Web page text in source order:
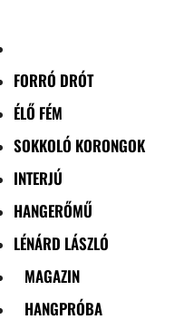
FORRÓ DRÓT
ÉLŐ FÉM
SOKKOLÓ KORONGOK
INTERJÚ
HANGERŐMŰ
LÉNÁRD LÁSZLÓ
MAGAZIN
HANGPRÓBA